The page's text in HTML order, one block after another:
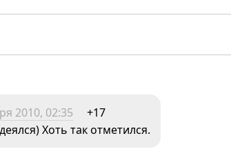
2010, 02:35
+17
Хоть так отметился.